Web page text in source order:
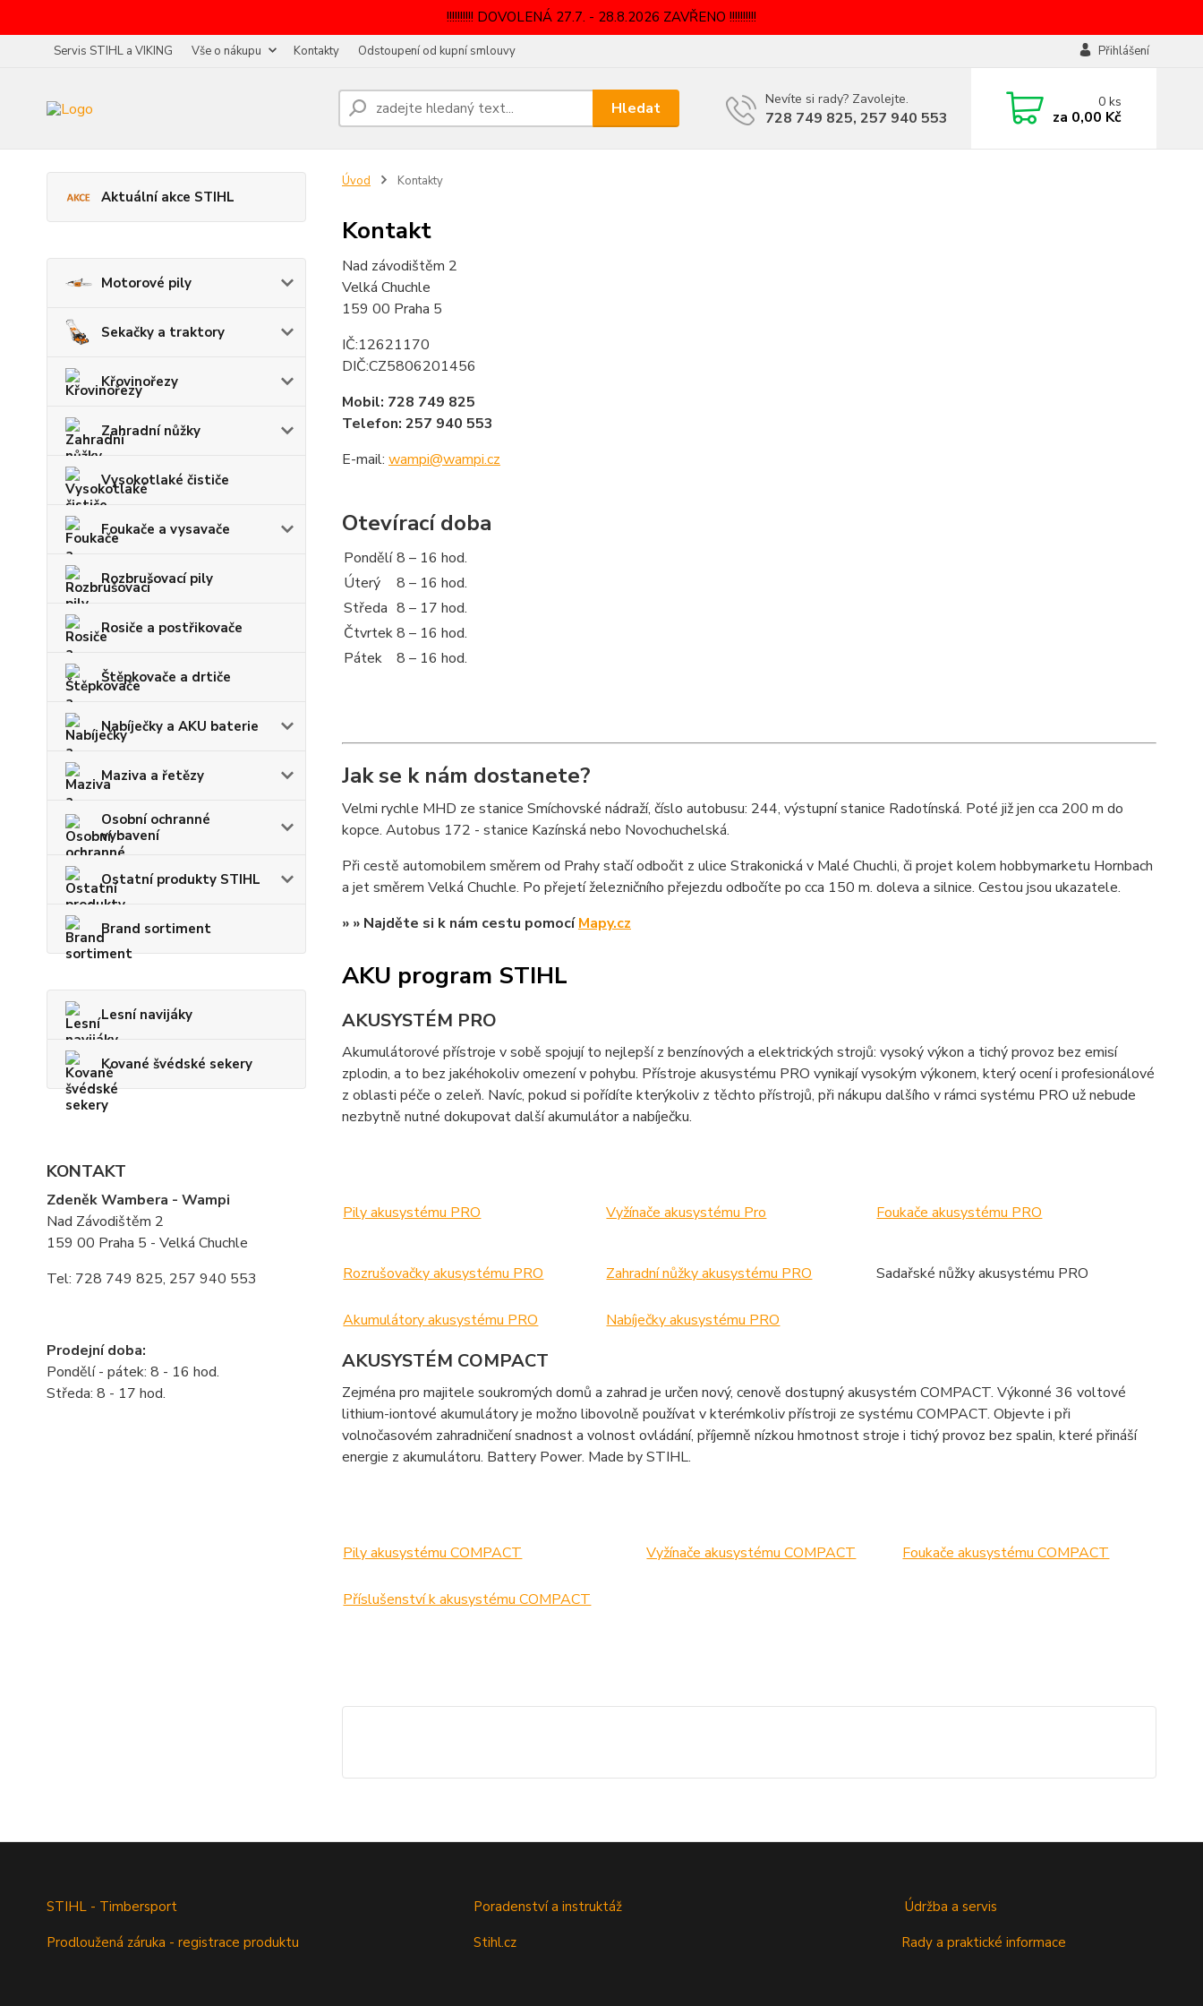
!!!!!!!!!! DOVOLENÁ 27.7. - 28.8.2026 ZAVŘENO !!!!!!!!!!
Servis STIHL a VIKING Vše o nákupu Kontakty Odstoupení od kupní smlouvy Přihlášení
Hledat Nevíte si rady? Zavolejte.
728 749 825, 257 940 553
0ks
za 0,00 Kč
Aktuální akce STIHL
Motorové pily
Sekačky a traktory
Křovinořezy
Zahradní nůžky
Vysokotlaké čističe
Foukače a vysavače
Rozbrušovací pily
Rosiče a postřikovače
Štěpkovače a drtiče
Nabíječky a AKU baterie
Maziva a řetězy
Osobní ochranné
vybavení
Ostatní produkty STIHL
Brand sortiment
Lesní navijáky
Kované švédské sekery
KONTAKT
Zdeněk Wambera - Wampi
Nad Závodištěm 2
159 00 Praha 5 - Velká Chuchle
Tel: 728 749 825, 257 940 553
Prodejní doba:
Pondělí - pátek: 8 - 16 hod.
Středa: 8 - 17 hod.
Úvod Kontakty
Kontakt
Nad závodištěm 2
Velká Chuchle
159 00 Praha 5
IČ:12621170
DIČ:CZ5806201456
Mobil: 728 749 825
Telefon: 257 940 553
E-mail: wampi@wampi.cz
Otevírací doba
Pondělí 8 – 16 hod.
Úterý
8 – 16 hod.
Středa 8 – 17 hod.
Čtvrtek8 – 16 hod.
Pátek
8 – 16 hod.
Jak se k nám dostanete?
Velmi rychle MHD ze stanice Smíchovské nádraží, číslo autobusu: 244, výstupní stanice Radotínská. Poté již jen cca 200 m do
kopce. Autobus 172 - stanice Kazínská nebo Novochuchelská.
Při cestě automobilem směrem od Prahy stačí odbočit z ulice Strakonická v Malé Chuchli, či projet kolem hobbymarketu Hornbach
a jet směrem Velká Chuchle. Po přejetí železničního přejezdu odbočíte po cca 150 m. doleva a silnice. Cestou jsou ukazatele.
» » Najděte si k nám cestu pomocíMapy.cz
AKU program STIHL
AKUSYSTÉM PRO
Akumulátorové přístroje v sobě spojují to nejlepší z benzínových a elektrických strojů: vysoký výkon a tichý provoz bez emisí
zplodin, a to bez jakéhokoliv omezení v pohybu. Přístroje akusystému PRO vynikají vysokým výkonem, který ocení i profesionálové
z oblasti péče o zeleň. Navíc, pokud si pořídíte kterýkoliv z těchto přístrojů, při nákupu dalšího v rámci systému PRO už nebude
nezbytně nutné dokupovat další akumulátor a nabíječku.
Pily akusystému PRO Vyžínače akusystému Pro Foukače akusystému PRO
Rozrušovačky akusystému PRO Zahradní nůžky akusystému PRO Sadařské nůžky akusystému PRO
Akumulátory akusystému PRO Nabíječky akusystému PRO
AKUSYSTÉM COMPACT
Zejména pro majitele soukromých domů a zahrad je určen nový, cenově dostupný akusystém COMPACT. Výkonné 36 voltové
lithium-iontové akumulátory je možno libovolně používat v kterémkoliv přístroji ze systému COMPACT. Objevte i při
volnočasovém zahradničení snadnost a volnost ovládání, příjemně nízkou hmotnost stroje i tichý provoz bez spalin, které přináší
energie z akumulátoru. Battery Power. Made by STIHL.
Pily akusystému COMPACT Vyžínače akusystému COMPACT Foukače akusystému COMPACT
Příslušenství k akusystému COMPACT
STIHL - Timbersport
Prodloužená záruka - registrace produktu
Poradenství a instruktáž
Stihl.cz
Údržba a servis
Rady a praktické informace